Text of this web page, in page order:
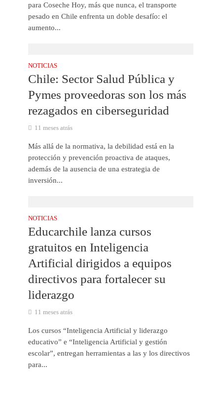
para Coseche Hoy, más que nunca, el transporte
pesado en Chile enfrenta un doble desafío: el
aumento...
NOTICIAS
Chile: Sector Salud Pública y
Pymes proveedoras son los más
rezagados en ciberseguridad
11 meses atrás
Más allá de la normativa, la debilidad está en la
protección y prevención proactiva de ataques,
además de la ausencia de una estrategia de
inversión...
NOTICIAS
Educarchile lanza cursos
gratuitos en Inteligencia
Artificial dirigidos a equipos
directivos para fortalecer su
liderazgo
11 meses atrás
Los cursos “Inteligencia Artificial y liderazgo
educativo” e “Inteligencia Artificial y gestión
escolar”, entregan herramientas a las y los directivos
para...